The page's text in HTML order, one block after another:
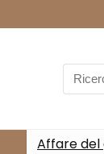
Search
for:
Affare del